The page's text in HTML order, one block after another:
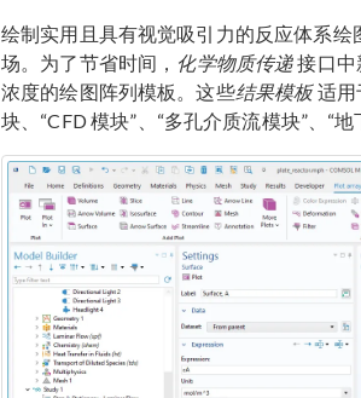
绘制实用且具有视觉吸引力的反应体系
场。为了节省时间， 化学物质传递接口中
浓度的绘图阵列模板。这些结果模板适用
块、“CFD 模块”、“多孔介质流模块”、“